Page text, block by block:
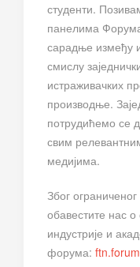
студенти.
панелима
сарадње између
смислу
истраживачких
производње.
потрудићемо се
свим
медијима.
Због
обавестите нас
индустрије и
форума: